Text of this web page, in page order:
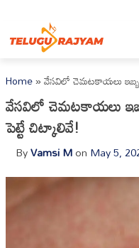
Home»వేసవిలో చెమటకాయలు
వేసవిలో చెమటకాయలు
పెట్టే చిట్కాలివే!
ByVamsi Mon May 5,